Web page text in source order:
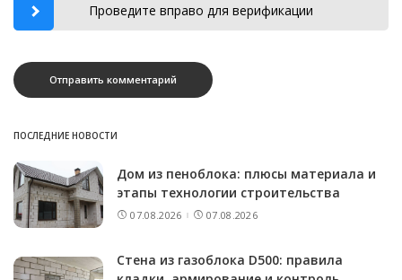
Проведите вправо для верификации
ПОСЛЕДНИЕ НОВОСТИ
Дом из пеноблока: плюсы материала и
этапы технологии строительства
07.08.2026 07.08.2026
Стена из газоблока D500: правила